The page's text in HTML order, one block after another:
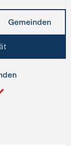
Gemeinden